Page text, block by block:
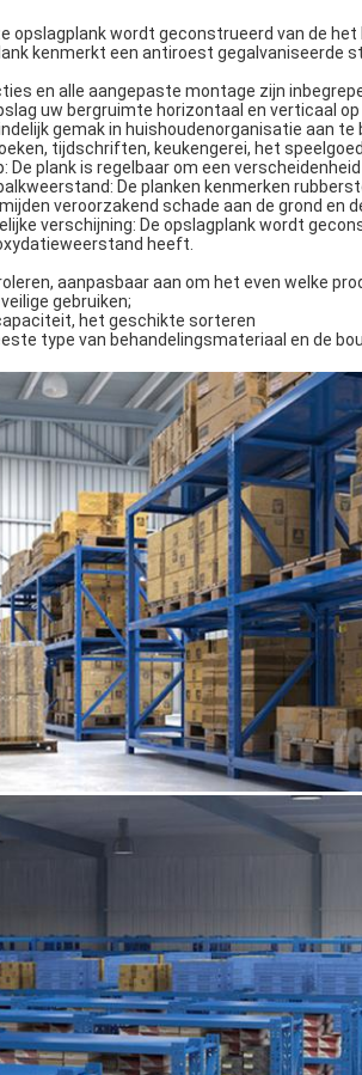
opslagplank wordt geconstrueerd van de het
kenmerkt een antiroest gegalvaniseerde
en alle aangepaste montage zijn
uw bergruimte horizontaal en verticaal
gemak in huishoudenorganisatie aan te
tijdschriften, keukengerei, het
De plank is regelbaar om een
De planken kenmerken
veroorzakend schade aan de grond en
verschijning: De opslagplank wordt
heeft.
aanpasbaar aan om het even welke
gebruiken;
het geschikte sorteren
type van behandelingsmateriaal en de